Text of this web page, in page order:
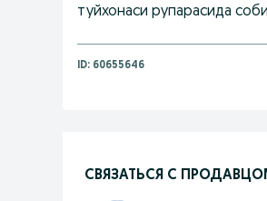
туйхонаси рупарасида
ID: 60655646
СВЯЗАТЬСЯ С